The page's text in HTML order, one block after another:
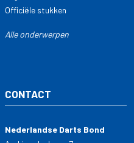
Officiële stukken
Alle onderwerpen
CONTACT
Nederlandse Darts Bond